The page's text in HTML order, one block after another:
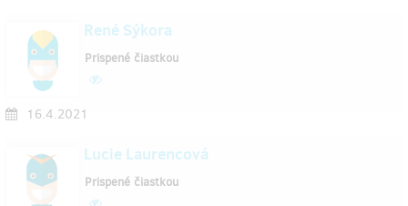
René Sýkora
16.4.2021
Prispené čiastkou
Lucie Laurencová
Prispené čiastkou